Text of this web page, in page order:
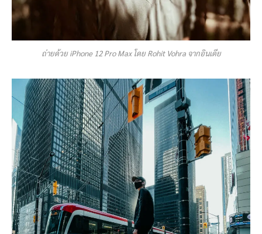
ถ่ายด้วย iPhone 12 Pro Max โดย Rohit Vohra จากอินเดีย